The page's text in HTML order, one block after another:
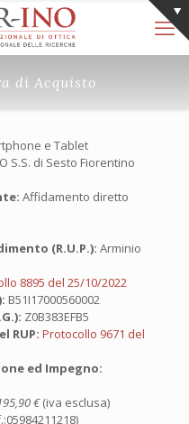
di Acquisto
e Tablet
S.S. di Sesto Fiorentino
Affidamento diretto
(R.U.P.): Arminio
8895 del 25/10/2022
B51I17000560002
Z0B383EFB5
RUP: Protocollo 9671 del
ed Impegno:
€(iva esclusa)